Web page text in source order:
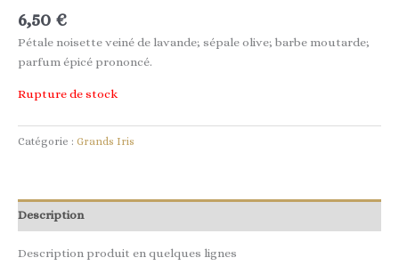
6,50 €
Pétale noisette veiné de lavande; sépale olive; barbe moutarde;
parfum épicé prononcé.
Rupture de stock
Catégorie : Grands Iris
Description
Description produit en quelques lignes